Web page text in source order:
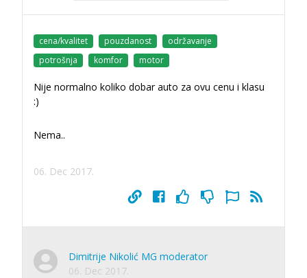
cena/kvalitet pouzdanost
održavanje
potrošnja
komfor motor
Nije normalno koliko dobar auto za ovu cenu i klasu
:)
Nema..
06. Dec 2017.
Dimitrije Nikolić MG moderator
06. Dec 2017.